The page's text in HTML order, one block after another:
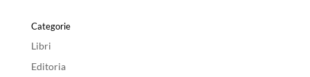
Categorie
Libri
Editoria